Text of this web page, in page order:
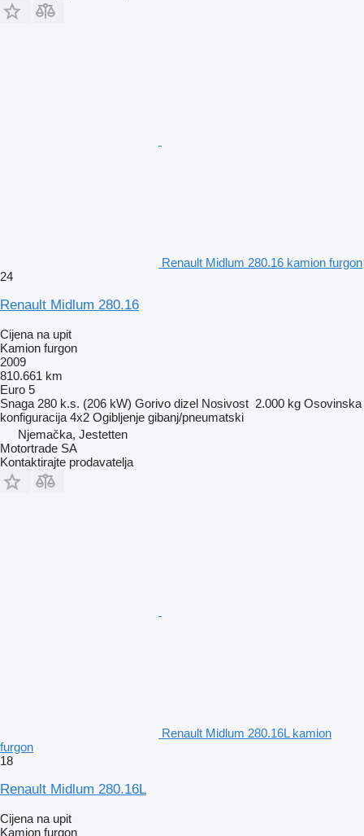
Renault Midlum 280.16 kamion furgon
24
Renault Midlum 280.16
Cijena na upit
Kamion furgon
2009
810.661 km
Euro 5
Snaga 280 k.s. (206 kW) Gorivo dizel Nosivost 2.000 kg Osovinska
konfiguracija 4x2 Ogibljenje gibanj/pneumatski
Njemačka, Jestetten
Motortrade SA
Kontaktirajte prodavatelja
Renault Midlum 280.16L kamion
furgon
18
Renault Midlum 280.16L
Cijena na upit
Kamion furgon